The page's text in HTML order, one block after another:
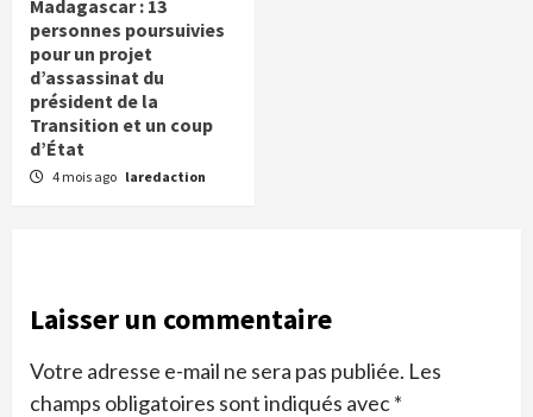
Madagascar : 13
personnes poursuivies
pour un projet
d’assassinat du
président de la
Transition et un coup
d’État
4 mois ago laredaction
Laisser un commentaire
Votre adresse e-mail ne sera pas publiée. Les
champs obligatoires sont indiqués avec*